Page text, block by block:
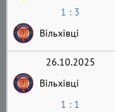
1 : 3
Вільхівці
26.10.2025
Вільхівці
1 : 1